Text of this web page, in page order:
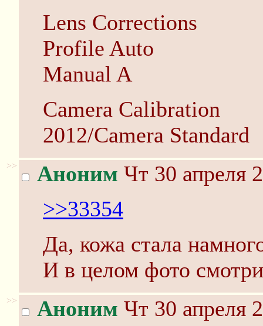
Lens Corrections
Profile Auto
Manual A
Camera Calibration
2012/Camera Standard
>> Аноним Чт 30 апреля
>>33354
Да, кожа стала
И в целом фото
>> Аноним Чт 30 апреля